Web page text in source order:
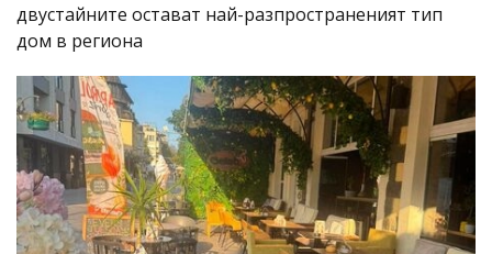
двустайните остават най-разпространеният тип
дом в региона